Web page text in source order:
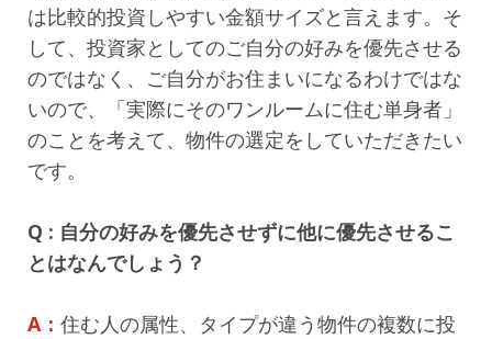
は比較的投資しやすい金額サイズと言えます。そ
して、投資家としてのご自分の好みを優先させる
のではなく、ご自分がお住まいになるわけではな
いので、「実際にそのワンルームに住む単身者」
のことを考えて、物件の選定をしていただきたい
です。
Q : 自分の好みを優先させずに他に優先させるこ
とはなんでしょう？
A： 住む人の属性、タイプが違う物件の複数に投